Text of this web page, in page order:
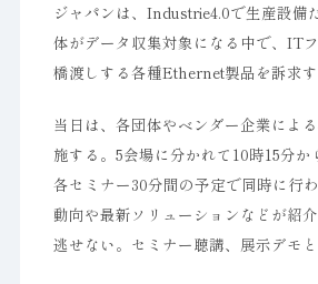
ジャパンは、Industrie4.0で生産設備
体がデータ収集対象になる中で、IT
橋渡しする各種Ethernet製品を訴求す
当日は、各団体やベンダー企業によ
施する。5会場に分かれて10時15分か
各セミナー30分間の予定で同時に行
動向や最新ソリューションなどが紹
逃せない。セミナー聴講、展示デモと